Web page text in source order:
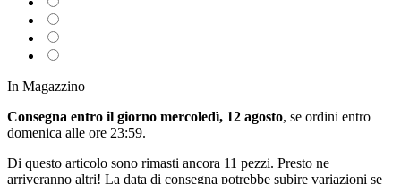
In Magazzino
Consegna entro il giorno mercoledì, 12 agosto, se ordini entro
domenica alle ore 23:59.
Di questo articolo sono rimasti ancora 11 pezzi. Presto ne
arriveranno altri! La data di consegna potrebbe subire variazioni se